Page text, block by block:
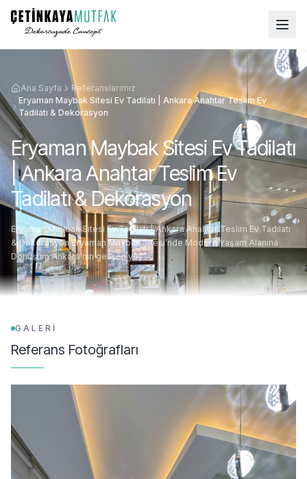
Ana Sayfa
Referanslarımız
Eryaman Maybak Sitesi Ev Tadilatı | Ankara Anahtar Teslim Ev
Tadilatı & Dekorasyon
Eryaman Maybak Sitesi Ev Tadilatı
| Ankara Anahtar Teslim Ev
Tadilatı & Dekorasyon
Eryaman Maybak Sitesi Ev Tadilatı | Ankara Anahtar Teslim Ev Tadilatı
& Dekorasyon Eryaman Maybak Sitesi’nde Modern Yaşam Alanına
Dönüşüm Ankara’nın gelişen yaş
GALERİ
Referans Fotoğrafları